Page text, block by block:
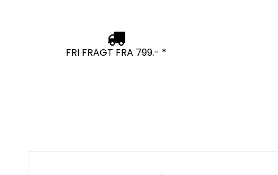
FRI FRAGT FRA 799.- *